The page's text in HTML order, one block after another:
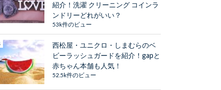
紹介！洗濯 クリーニング コインラ
ンドリーどれがいい？
53k件のビュー
西松屋・ユニクロ・しまむらのベ
ビーラッシュガードを紹介！gapと
赤ちゃん本舗も人気！
52.5k件のビュー